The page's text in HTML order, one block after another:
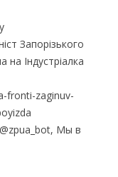
Запорізького
Індустріалка
fronti-zaginuv-
Мы в